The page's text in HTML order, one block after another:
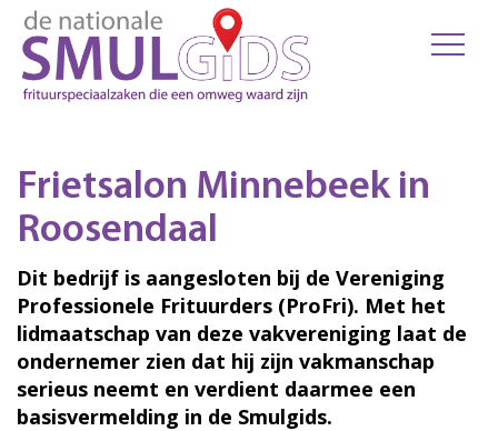
Frietsalon Minnebeek in
Roosendaal
Dit bedrijf is aangesloten bij de Vereniging
Professionele Frituurders (ProFri). Met het
lidmaatschap van deze vakvereniging laat de
ondernemer zien dat hij zijn vakmanschap
serieus neemt en verdient daarmee een
basisvermelding in de Smulgids.